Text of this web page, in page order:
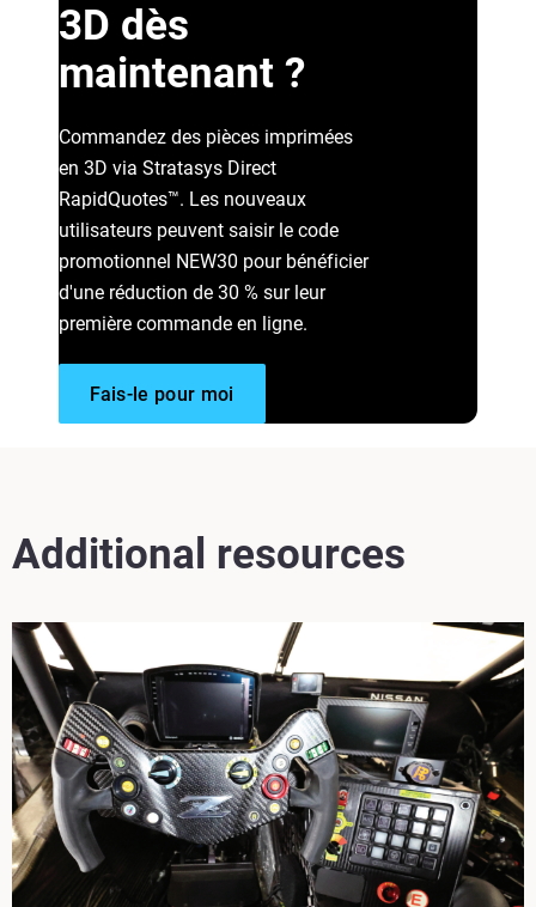
3D dès
maintenant ?
Commandez des pièces imprimées
en 3D via Stratasys Direct
RapidQuotes™. Les nouveaux
utilisateurs peuvent saisir le code
promotionnel NEW30 pour bénéficier
d'une réduction de 30 % sur leur
première commande en ligne.
Fais-le pour moi
Additional resources